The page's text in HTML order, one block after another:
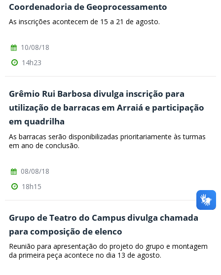
Coordenadoria de Geoprocessamento
As inscrições acontecem de 15 a 21 de agosto.
10/08/18
14h23
Grêmio Rui Barbosa divulga inscrição para
utilização de barracas em Arraiá e participação
em quadrilha
As barracas serão disponibilizadas prioritariamente às turmas
em ano de conclusão.
08/08/18
18h15
Grupo de Teatro do Campus divulga chamada
para composição de elenco
Reunião para apresentação do projeto do grupo e montagem
da primeira peça acontece no dia 13 de agosto.